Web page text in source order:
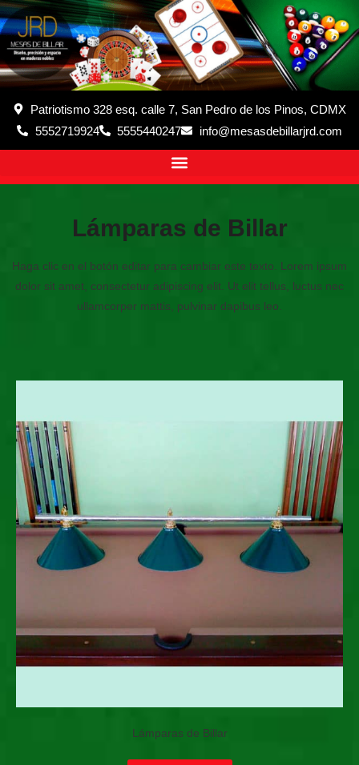
Patriotismo 328 esq. calle 7, San Pedro de los Pinos, CDMX
5552719924
5555440247 info@mesasdebillarjrd.com
Lámparas de Billar
Haga clic en el botón editar para cambiar este texto. Lorem ipsum
dolor sit amet, consectetur adipiscing elit. Ut elit tellus, luctus nec
ullamcorper mattis, pulvinar dapibus leo.
Lámparas de Billar